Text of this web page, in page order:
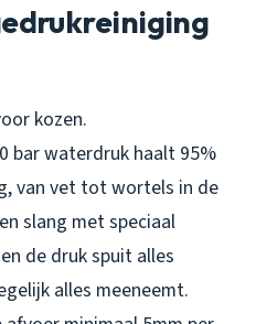
kozen.
bar waterdruk haalt 95%
van vet tot wortels in de
slang met speciaal
de druk spuit alles
alles meeneemt.